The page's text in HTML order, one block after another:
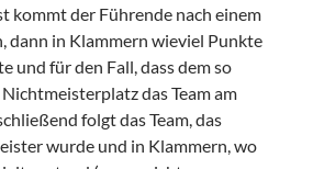
kommt der Führende nach einem
dann in Klammern wieviel Punkte
und für den Fall, dass dem so
das Team am
folgt das Team, das
wurde und in Klammern, wo